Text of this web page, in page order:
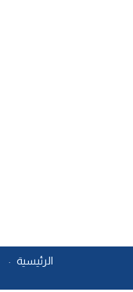
الرئيسية